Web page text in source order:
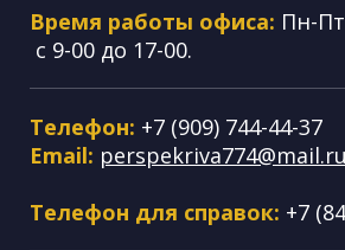
Время работы офиса: Пн-Пт
с 9-00 до 17-00.
Телефон: +7 (909) 744-44-37
Email: perspekriva774@mail.ru
Телефон для справок: +7